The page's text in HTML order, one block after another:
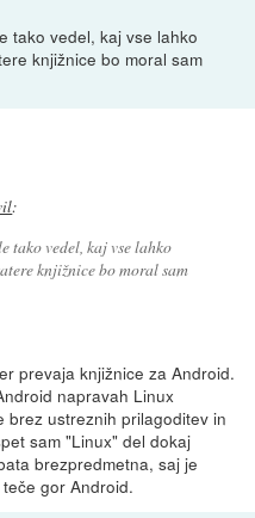
tako vedel, kaj vse lahko
knjižnice bo moral sam
:
tako vedel, kaj vse lahko
knjižnice bo moral sam
prevaja knjižnice za Android.
napravah Linux
brez ustreznih prilagoditev in
sam "Linux" del dokaj
brezpredmetna, saj je
gor Android.